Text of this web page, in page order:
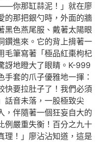
你那缸蒜泥！」就在廖
的那把銀勺時，外面的牆
黑色燕尾服、戴著太陽眼
鑽進來。它的背上揹著一
毛筆寫著「極品紅棗枸杞
地瞪大了眼睛。K-999
套的爪子優雅地一揮：
快要拉肚子了！我們必須
話音未落，一股極致尖
，伴隨著一個狂妄自大的
例嚴重失衡！百分之九十
理！」廖沾沾知道，這是